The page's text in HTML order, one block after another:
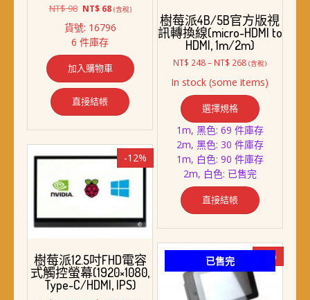
NT$98 原
價
格：
NT$ 98。
NT$68目
價
NT$ 68。
(含稅)
貨號: 16796
6 件庫存
加入購物車
直接結帳
樹莓派4B/5B官方版視
訊轉換線(micro-HDMI to
HDMI, 1m/2m)
NT$ 248– NT$ 268價
範
圍：
NT$ 248
到
NT$ 268
(含稅)
In stock (some items)
選擇規格
產
品
有
多
種
式。
在
產
頁
1m, 黑色: 69 件庫存
2m, 黑色: 30 件庫存
1m, 白色: 90 件庫存
2m, 白色: 已售完
直接結帳
-12%
樹莓派12.5吋FHD電容
式觸控螢幕(1920×1080,
Type-C/HDMI, IPS)
已售完 -7%